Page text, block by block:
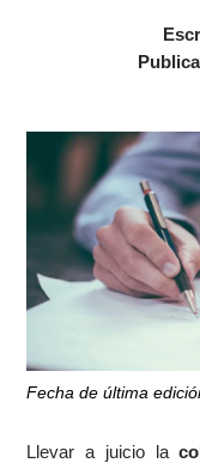
Fecha de última
Llevar a juicio la